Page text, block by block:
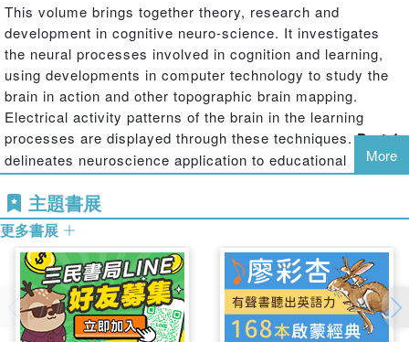
This volume brings together theory, research and
development in cognitive neuro-science. It investigates
the neural processes involved in cognition and learning,
using developments in computer technology to study the
brain in action and other topographic brain mapping.
Electrical activity patterns of the brain in the learning
processes are displayed through these techniques.Part 1
delineates neuroscience application to educational
perspectives.Part 2reports on emotional and learning
disorders, such as autism, while
science to educational and mental health, as well as to
doctor's office.
More
主題書展
更多書展